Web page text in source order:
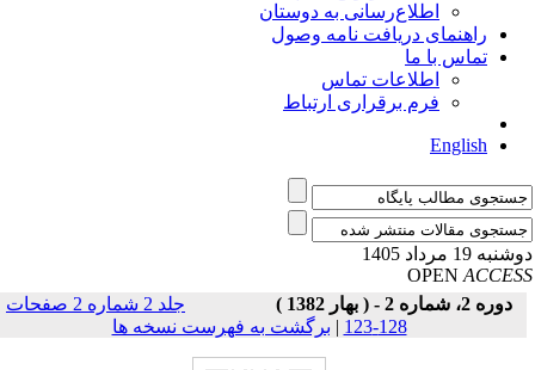
اطلاع‌رسانی به دوستان
راهنمای دریافت نامه وصول
تماس با ما
اطلاعات تماس
فرم برقراری ارتباط
English
19 مرداد 1405
OPEN
دوره 2، شماره 2 - ( بهار 1382 )
جلد 2 شماره 2 صفحات
128-123
| برگشت به فهرست نسخه ها